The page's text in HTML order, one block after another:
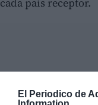
El Periodico de